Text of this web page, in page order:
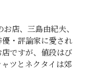
店、三島由紀夫、
・評論家に愛され
ですが、値段はび
ツとネクタイは郊